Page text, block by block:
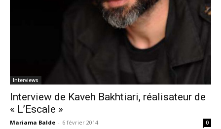
Interviews
Interview de Kaveh Bakhtiari, réalisateur de
« L’Escale »
Mariama Balde - 6 février 2014 0